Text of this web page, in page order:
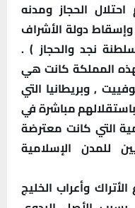
الحجاز ومدنه
دولة الأشراف
نجد والحجاز ) .
المملكة كانت هي
, وبريطانيا التي
مباشرة في
التي كانت معترضة
للمدن الإسلامية
وأعراب الخليج